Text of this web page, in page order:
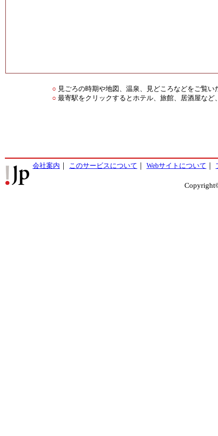
○ 見ごろの時期や地図、温泉、見どころなどをご覧い
○ 最寄駅をクリックするとホテル、旅館、居酒屋な
会社案内 このサービスについて Webサイトについて